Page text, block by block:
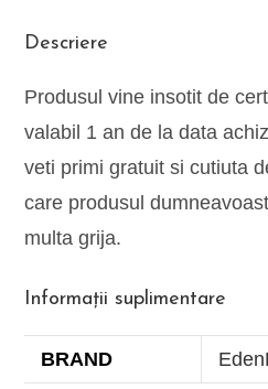
Descriere
Produsul vine insotit de
valabil 1 an de la data
veti primi gratuit si cutiuta
care produsul
multa grija.
Informații suplimentare
BRAND